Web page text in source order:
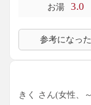
お湯 3.0
参考になった
きく さん(女性、